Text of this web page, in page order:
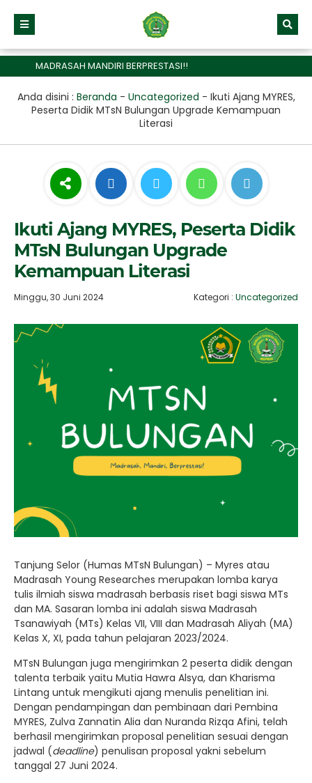
MADRASAH MANDIRI BERPRESTASI!!
Anda disini : Beranda - Uncategorized - Ikuti Ajang MYRES,
Peserta Didik MTsN Bulungan Upgrade Kemampuan
Literasi
Ikuti Ajang MYRES, Peserta Didik
MTsN Bulungan Upgrade
Kemampuan Literasi
Minggu, 30 Juni 2024 Kategori : Uncategorized
Tanjung Selor (Humas MTsN Bulungan) – Myres atau
Madrasah Young Researches merupakan lomba karya
tulis ilmiah siswa madrasah berbasis riset bagi siswa MTs
dan MA. Sasaran lomba ini adalah siswa Madrasah
Tsanawiyah (MTs) Kelas VII, VIII dan Madrasah Aliyah (MA)
Kelas X, XI, pada tahun pelajaran 2023/2024.
MTsN Bulungan juga mengirimkan 2 peserta didik dengan
talenta terbaik yaitu Mutia Hawra Alsya, dan Kharisma
Lintang untuk mengikuti ajang menulis penelitian ini.
Dengan pendampingan dan pembinaan dari Pembina
MYRES, Zulva Zannatin Alia dan Nuranda Rizqa Afini, telah
berhasil mengirimkan proposal penelitian sesuai dengan
jadwal (deadline) penulisan proposal yakni sebelum
tanggal 27 Juni 2024.